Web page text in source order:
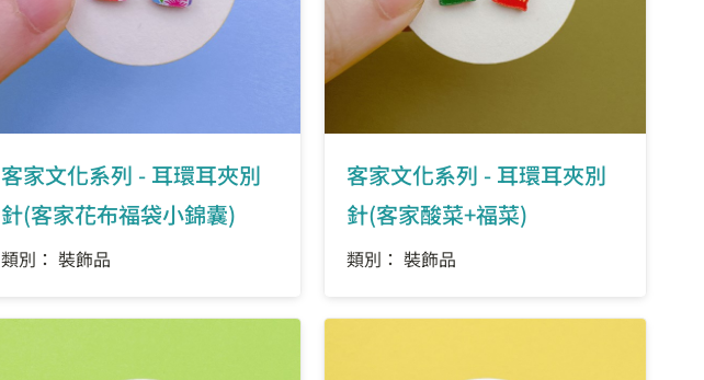
客家文化系列 - 耳環耳夾別
針(客家花布福袋小錦囊)
類別： 裝飾品
客家文化系列 - 耳環耳夾別
針(客家酸菜+福菜)
類別： 裝飾品